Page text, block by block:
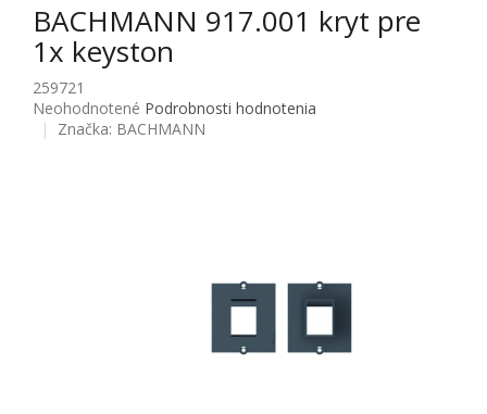
BACHMANN 917.001 kryt pre
1x keyston
259721
Priemerné hodnotenie produktu je 0,0 z 5 hviezdičiek.
Neohodnotené Podrobnosti hodnotenia
Značka: BACHMANN